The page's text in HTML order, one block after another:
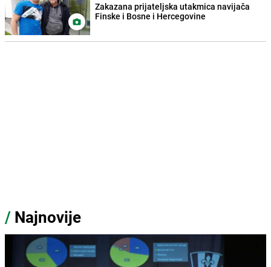
Zakazana prijateljska utakmica navijača
Finske i Bosne i Hercegovine
/ Najnovije